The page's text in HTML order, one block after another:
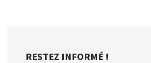
RESTEZ INFORMÉ !